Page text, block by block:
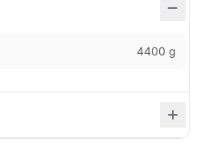
4400 g